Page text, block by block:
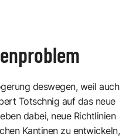
deswegen, weil auch
Totschnig auf das neue
dabei, neue Richtlinien
Kantinen zu entwickeln,